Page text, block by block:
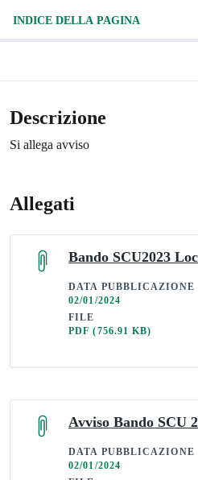
INDICE DELLA PAGINA
Descrizione
Si allega avviso
Allegati
Bando SCU2023
DATA PUBBLICAZIONE
02/01/2024
FILE
PDF(756.91 KB)
Avviso Bando SCU
DATA PUBBLICAZIONE
02/01/2024